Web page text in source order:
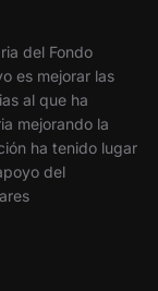
del Fondo
es mejorar las
al que ha
mejorando la
ha tenido lugar
del